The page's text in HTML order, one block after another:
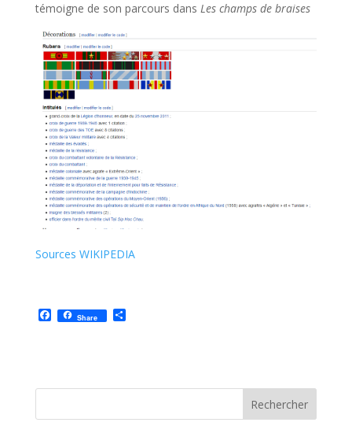
témoigne de son parcours dans Les champs de braises
Sources WIKIPEDIA
F
a
o
Share P
a
e